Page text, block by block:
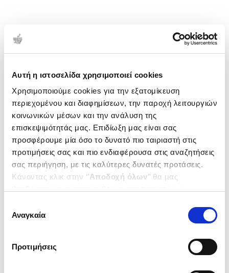
Αυτή η ιστοσελίδα χρησιμοποιεί cookies
Χρησιμοποιούμε cookies για την εξατομίκευση
περιεχομένου και διαφημίσεων, την παροχή λειτουργιών
κοινωνικών μέσων και την ανάλυση της
επισκεψιμότητάς μας. Επιδίωξη μας είναι σας
προσφέρουμε μία όσο το δυνατό πιο ταιριαστή στις
προτιμήσεις σας και πιο ενδιαφέρουσα στις αναζητήσεις
σας περιήγηση, με τις καλύτερες δυνατές προτάσεις.
Κάνοντας κλικ στην ‘’Αποδοχή όλων’’ θα μας
ενδιαφέρουν και να επιλέξετε από τα παρακάτω με την
΄΄και να ενημερωθείτε σχετικά με
συγκατάθεσης
Αναγκαία
Προτιμήσεις